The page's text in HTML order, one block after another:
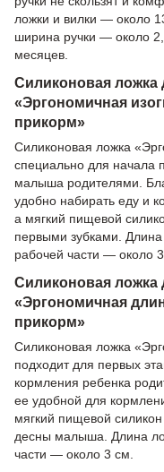
ложки и вилки — около
ширина ручки — около
месяцев.
Силиконовая ложка
«Эргономичная
прикорм»
Силиконовая ложка
специально для начала
малыша родителями.
удобно набирать еду и
а мягкий пищевой
первыми зубками.
рабочей части — около
Силиконовая ложка
«Эргономичная
прикорм»
Силиконовая ложка
подходит для первых
кормления ребенка
ее удобной для
мягкий пищевой
десны малыша. Длина
части — около 3 см.